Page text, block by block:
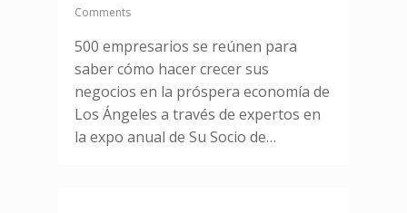
Comments
500 empresarios se reúnen para
saber cómo hacer crecer sus
negocios en la próspera economía de
Los Ángeles a través de expertos en
la expo anual de Su Socio de…